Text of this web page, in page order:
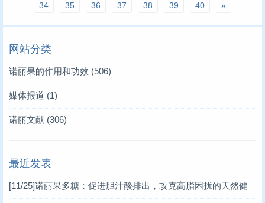
34
35 36 37 38 39 40 »
网站分类
诺丽果的作用和功效 (506)
媒体报道 (1)
诺丽文献 (306)
最近发表
[11/25]诺丽果多糖：促进胆汁酸排出，攻克高脂困扰的天然健